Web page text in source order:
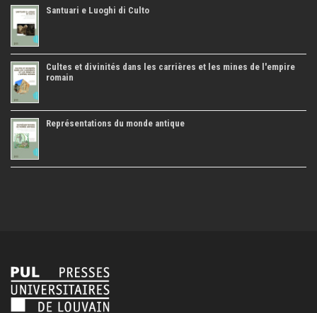
Santuari e Luoghi di Culto
Cultes et divinités dans les carrières et les mines de l'empire
romain
Représentations du monde antique